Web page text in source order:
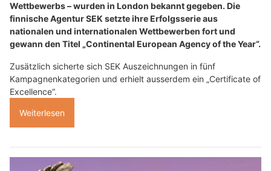
Wettbewerbs – wurden in London bekannt gegeben. Die
finnische Agentur SEK setzte ihre Erfolgsserie aus
nationalen und internationalen Wettbewerben fort und
gewann den Titel „Continental European Agency of the Year“.
Zusätzlich sicherte sich SEK Auszeichnungen in fünf
Kampagnenkategorien und erhielt ausserdem ein „Certificate of
Excellence“.
Weiterlesen